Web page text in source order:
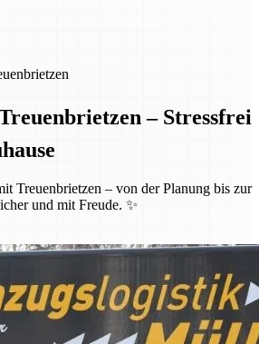
– Stressfrei
Treuenbrietzen – von der Planung bis zur
und mit Freude. ✨